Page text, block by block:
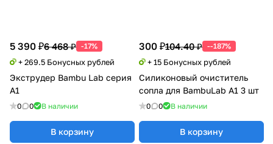
5 390 ₽6 468 ₽ -17%
+ 269.5 Бонусных рублей
Экструдер Bambu Lab серия
A1
0 0 В наличии
В корзину
300 ₽104.40 ₽ --187%
+ 15 Бонусных рублей
Силиконовый очиститель
сопла для BambuLab A1 3 шт
0 0 В наличии
В корзину